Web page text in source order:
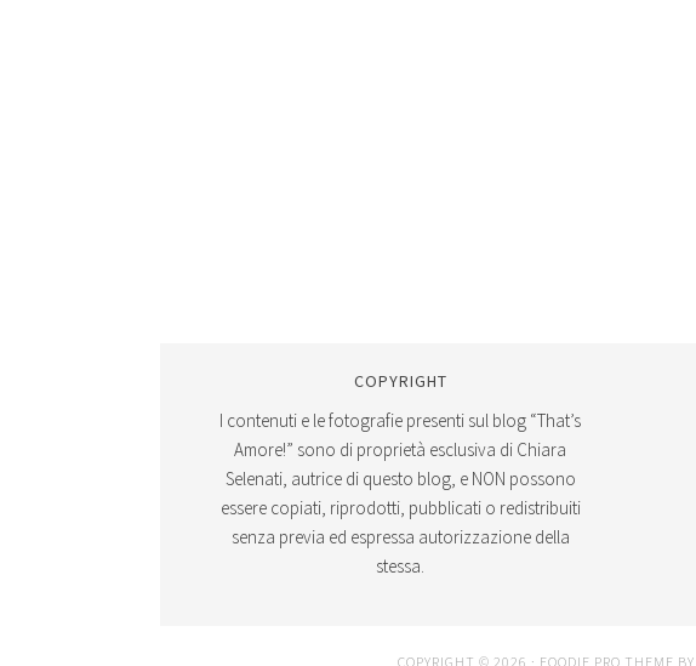
COPYRIGHT
I contenuti e le fotografie presenti sul blog “That’s
Amore!” sono di proprietà esclusiva di Chiara
Selenati, autrice di questo blog, e NON possono
essere copiati, riprodotti, pubblicati o redistribuiti
senza previa ed espressa autorizzazione della
stessa.
COPYRIGHT © 2026 · FOODIE PRO THEME BY